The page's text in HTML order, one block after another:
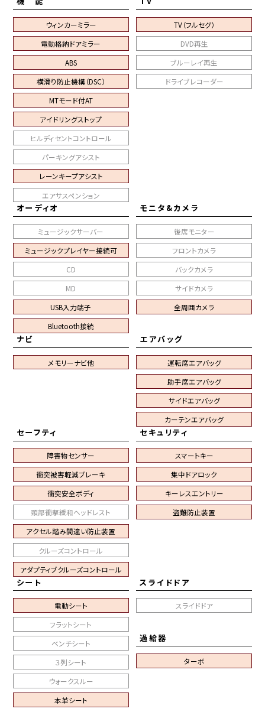
ウィンカーミラー
電動格納ドアミラー
ABS
横滑り防止機構（DSC）
MTモード付AT
アイドリングストップ
ヒルディセントコントロール
パーキングアシスト
レーンキープアシスト
エアサスペンション
TV（フルセグ）
DVD再生
ブルーレイ再生
ドライブレコーダー
オーディオ
ミュージックサーバー
ミュージックプレイヤー接続可
CD
MD
USB入力端子
Bluetooth接続
モニタ&カメラ
後席モニター
フロントカメラ
バックカメラ
サイドカメラ
全周囲カメラ
ナビ
メモリーナビ他
エアバッグ
運転席エアバッグ
助手席エアバッグ
サイドエアバッグ
カーテンエアバッグ
セーフティ
障害物センサー
衝突被害軽減ブレーキ
衝突安全ボディ
頸部衝撃緩和ヘッドレスト
アクセル踏み間違い防止装置
クルーズコントロール
アダプティブクルーズコントロール
セキュリティ
スマートキー
集中ドアロック
キーレスエントリー
盗難防止装置
シート
電動シート
フラットシート
ベンチシート
３列シート
ウォークスルー
本革シート
スライドドア
スライドドア
過給器
ターボ